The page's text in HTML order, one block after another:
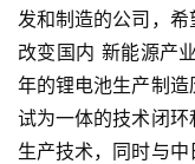
融
资
报
道
发和制造的公司，希
改变国内 新能源产
年的锂电池生产制
试为一体的技术闭
生产技术，同时与